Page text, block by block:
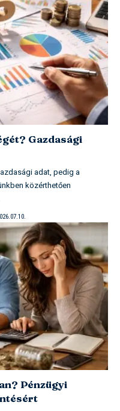
Gazdasági
adat, pedig a
közérthetően
Pénzügyi